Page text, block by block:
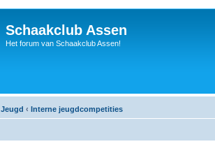
Schaakclub Assen
Het forum van Schaakclub Assen!
Jeugd ‹ Interne jeugdcompetities